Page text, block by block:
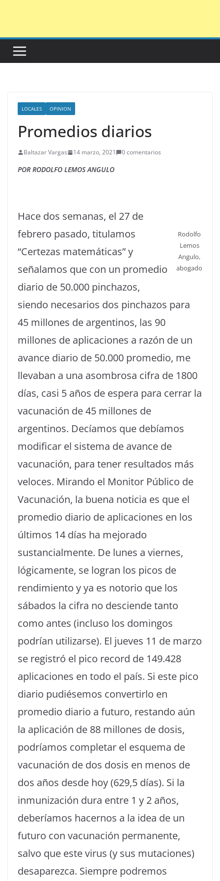
LOCALES OPINION
Promedios diarios
Baltazar Vargas 14 marzo, 2021 0 comentarios
POR RODOLFO LEMOS ANGULO
Rodolfo
Lemos
Angulo,
abogado
Hace dos semanas, el 27 de
febrero pasado, titulamos
“Certezas matemáticas” y
señalamos que con un promedio
diario de 50.000 pinchazos,
siendo necesarios dos pinchazos para
45 millones de argentinos, las 90
millones de aplicaciones a razón de un
avance diario de 50.000 promedio, me
llevaban a una asombrosa cifra de 1800
días, casi 5 años de espera para cerrar la
vacunación de 45 millones de
argentinos. Decíamos que debíamos
modificar el sistema de avance de
vacunación, para tener resultados más
veloces. Mirando el Monitor Público de
Vacunación, la buena noticia es que el
promedio diario de aplicaciones en los
últimos 14 días ha mejorado
sustancialmente. De lunes a viernes,
lógicamente, se logran los picos de
rendimiento y ya es notorio que los
sábados la cifra no desciende tanto
como antes (incluso los domingos
podrían utilizarse). El jueves 11 de marzo
se registró el pico record de 149.428
aplicaciones en todo el país. Si este pico
diario pudiésemos convertirlo en
promedio diario a futuro, restando aún
la aplicación de 88 millones de dosis,
podríamos completar el esquema de
vacunación de dos dosis en menos de
dos años desde hoy (629,5 días). Si la
inmunización dura entre 1 y 2 años,
deberíamos hacernos a la idea de un
futuro con vacunación permanente,
salvo que este virus (y sus mutaciones)
desaparezca. Siempre podremos